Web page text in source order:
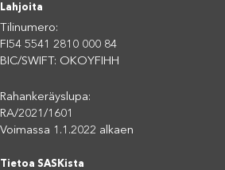
Lahjoita
Tilinumero:
FI54 5541 2810 000 84
BIC/SWIFT: OKOYFIHH
Rahankeräyslupa:
RA/2021/1601
Voimassa 1.1.2022 alkaen
Tietoa SASKista